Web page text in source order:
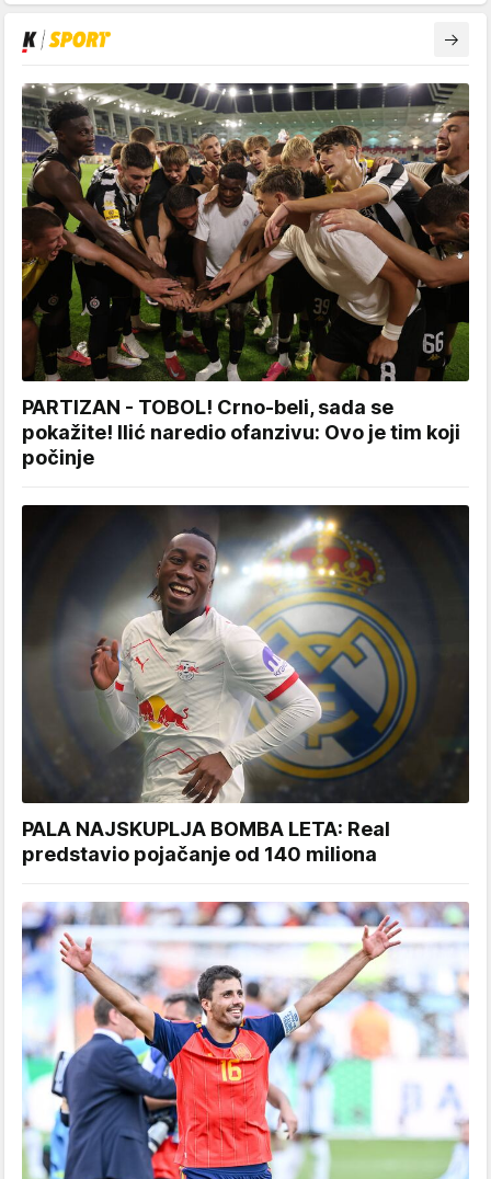
PARTIZAN - TOBOL! Crno-beli, sada se
pokažite! Ilić naredio ofanzivu: Ovo je tim koji
počinje
PALA NAJSKUPLJA BOMBA LETA: Real
predstavio pojačanje od 140 miliona